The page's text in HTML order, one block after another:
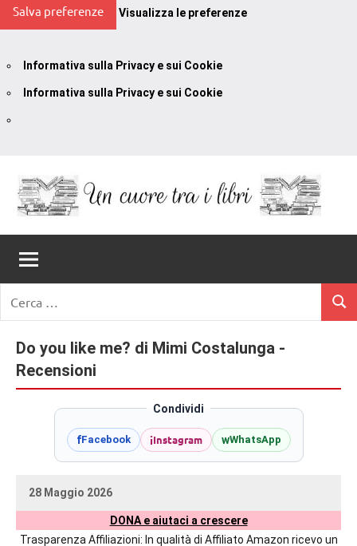
Salva preferenze Visualizza le preferenze
Informativa sulla Privacy e sui Cookie
Informativa sulla Privacy e sui Cookie
contenuto
Un
Cuore
Tra
I
Libri
romanzi
romance
e
non
solo.
Recensioni,
delle
autrici
per:
Do you like me? di Mimi Costalunga -
Recensioni
Condividi
fFacebook iInstagram wWhatsApp
28 Maggio 2026
uctil_user
Nessun
DONA e aiutaci a crescere
Trasparenza Affiliazioni: In qualità di Affiliato Amazon ricevo un